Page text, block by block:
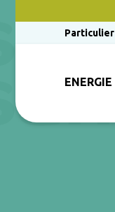
Particulier
ENERGIE